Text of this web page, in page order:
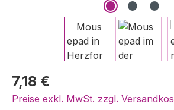
7,18 €
Preise exkl. MwSt. zzgl.